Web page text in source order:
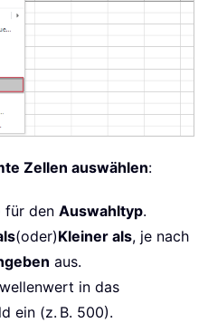
Zellen auswählen:
für den Auswahltyp.
(oder)Kleiner als, je nach
aus.
in das
ein (z. B. 500).